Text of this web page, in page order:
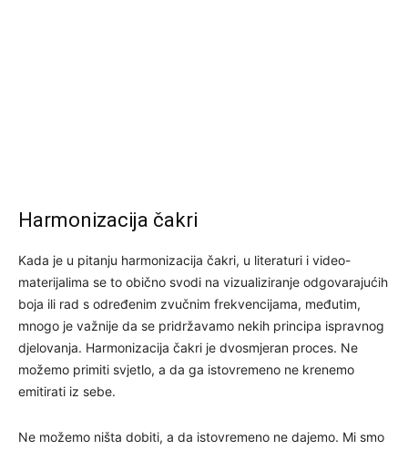
Harmonizacija čakri
Kada je u pitanju harmonizacija čakri, u literaturi i video-
materijalima se to obično svodi na vizualiziranje odgovarajućih
boja ili rad s određenim zvučnim frekvencijama, međutim,
mnogo je važnije da se pridržavamo nekih principa ispravnog
djelovanja. Harmonizacija čakri je dvosmjeran proces. Ne
možemo primiti svjetlo, a da ga istovremeno ne krenemo
emitirati iz sebe.
Ne možemo ništa dobiti, a da istovremeno ne dajemo. Mi smo